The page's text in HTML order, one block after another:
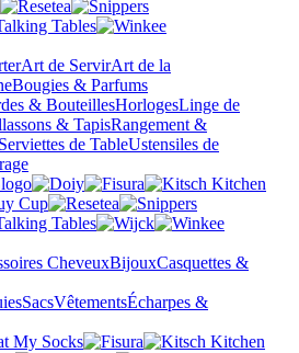
Art de ServirArt de la
Bougies & Parfums
& BouteillesHorlogesLinge de
& TapisRangement &
Serviettes de TableUstensiles de
CheveuxBijouxCasquettes &
SacsVêtementsÉcharpes &